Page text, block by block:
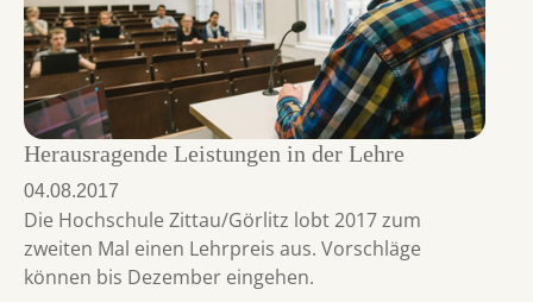
Herausragende Leistungen in der Lehre
04.08.2017
Die Hochschule Zittau/Görlitz lobt 2017 zum
zweiten Mal einen Lehrpreis aus. Vorschläge
können bis Dezember eingehen.